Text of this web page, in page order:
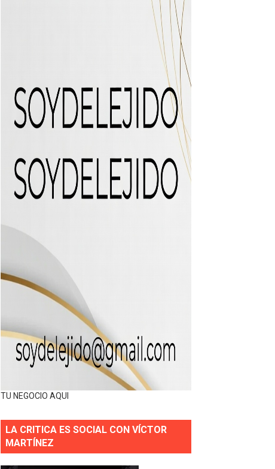
TU NEGOCIO AQUI
LA CRITICA ES SOCIAL CON VÍCTOR
MARTÍNEZ